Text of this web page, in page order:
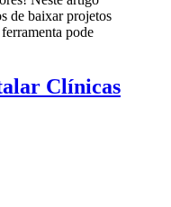
de baixar projetos
pode
Clínicas